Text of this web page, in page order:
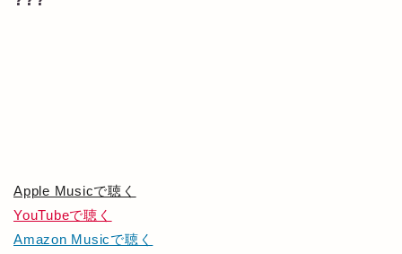
Apple Musicで聴く
YouTubeで聴く
Amazon Musicで聴く